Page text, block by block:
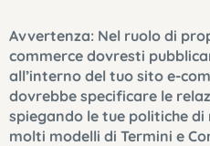
Avvertenza: Nel ruolo di
commerce dovresti
all’interno del tuo sito e-
dovrebbe specificare le
spiegando le tue politiche di
molti modelli di Termini e